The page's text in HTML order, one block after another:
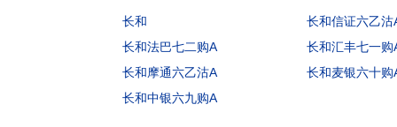
长和
长和信证六乙沽
长和法巴七二购A
长和汇丰七一购
长和摩通六乙沽A
长和麦银六十购
长和中银六九购A